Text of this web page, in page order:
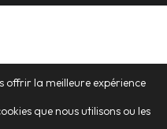
offrir la meilleure expérience
que nous utilisons ou les